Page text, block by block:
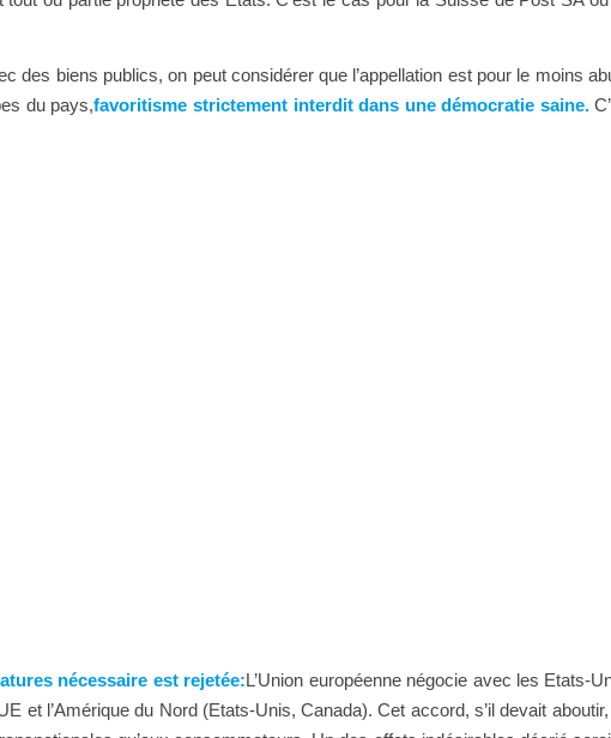
des biens publics, on peut considérer que l’appellation est pour le moins
du pays,favoritisme strictement interdit dans une démocratie saine.
nécessaire est rejetée:L’Union européenne négocie avec les Etats-
et l’Amérique du Nord (Etats-Unis, Canada). Cet accord, s’il devait